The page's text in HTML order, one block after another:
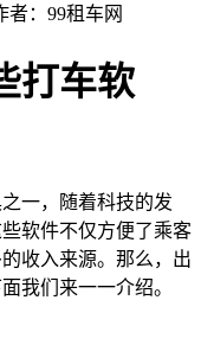
者：99租车网
打车软
一，随着科技的发
软件不仅方便了乘客
收入来源。那么，出
我们来一一介绍。